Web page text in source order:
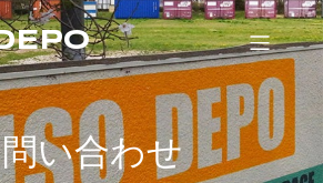
い合わせ